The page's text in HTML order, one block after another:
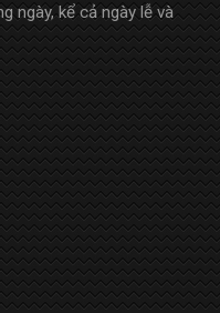
ngày, kể cả ngày lễ và